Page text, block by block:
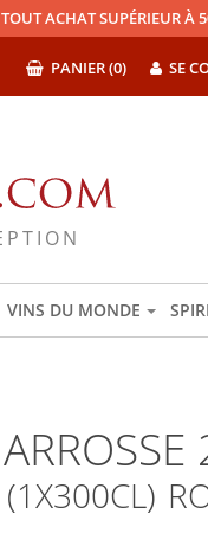
ACHAT SUPÉRIEUR À
SE
PANIER (0)
VINS DU MONDE